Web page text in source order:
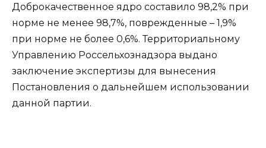
Доброкачественное ядро составило 98,2% при
норме не менее 98,7%, поврежденные – 1,9%
при норме не более 0,6%. Территориальному
Управлению Россельхознадзора выдано
заключение экспертизы для вынесения
Постановления о дальнейшем использовании
данной партии.